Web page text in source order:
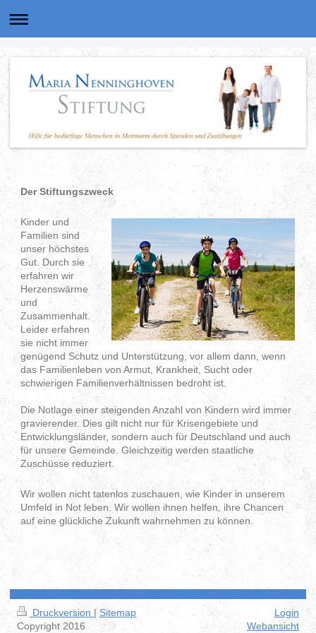
Der Stiftungszweck
Kinder und
Familien sind
unser höchstes
Gut. Durch sie
erfahren wir
Herzenswärme
und
Zusammenhalt.
Leider erfahren
sie nicht immer
genügend Schutz und Unterstützung, vor allem dann, wenn
das Familienleben von Armut, Krankheit, Sucht oder
schwierigen Familienverhältnissen bedroht ist.
Die Notlage einer steigenden Anzahl von Kindern wird immer
gravierender. Dies gilt nicht nur für Krisengebiete und
Entwicklungsländer, sondern auch für Deutschland und auch
für unsere Gemeinde. Gleichzeitig werden staatliche
Zuschüsse reduziert.
Wir wollen nicht tatenlos zuschauen, wie Kinder in unserem
Umfeld in Not leben. Wir wollen ihnen helfen, ihre Chancen
auf eine glückliche Zukunft wahrnehmen zu können.
Druckversion | Sitemap
Copyright 2016
Login
Webansicht